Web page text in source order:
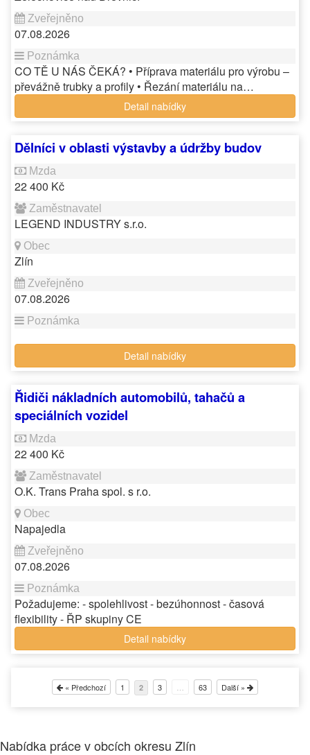
07.08.2026
CO TĚ U NÁS ČEKÁ? • Příprava materiálu pro výrobu –
převážně trubky a profily • Řezání materiálu na…
Detail nabídky
Dělníci v oblasti výstavby a údržby budov
22 400 Kč
LEGEND INDUSTRY s.r.o.
Zlín
07.08.2026
Detail nabídky
Řidiči nákladních automobilů, tahačů a
speciálních vozidel
22 400 Kč
O.K. Trans Praha spol. s r.o.
Napajedla
07.08.2026
Požadujeme: - spolehlivost - bezúhonnost - časová
flexibility - ŘP skupiny CE
Detail nabídky
« Předchozí 1 2 3 63 Další »
Nabídka práce v obcích okresu Zlín